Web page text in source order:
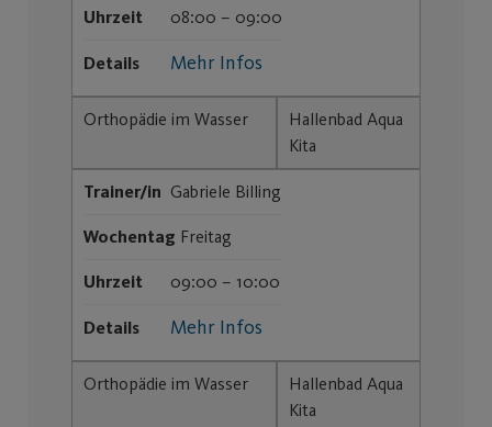
Uhrzeit 08:00 – 09:00
Details Mehr Infos
Orthopädie im Wasser
Hallenbad Aqua
Kita
Trainer/in Gabriele Billing
Wochentag Freitag
Uhrzeit 09:00 – 10:00
Details Mehr Infos
Orthopädie im Wasser
Hallenbad Aqua
Kita